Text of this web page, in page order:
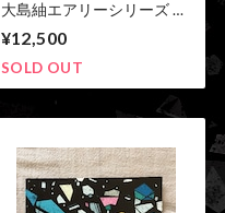
大島紬エアリーシリーズ ネ
ックレス01
¥12,500
SOLD OUT